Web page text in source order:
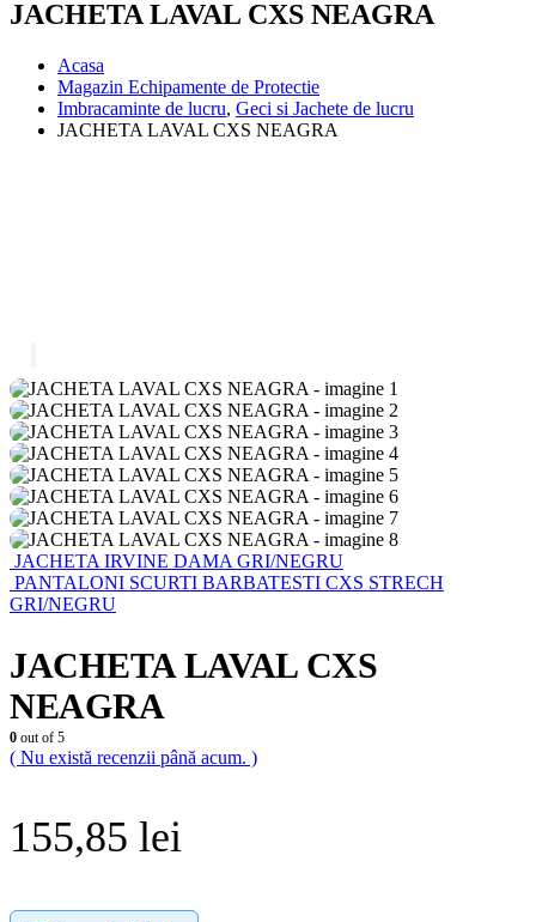
JACHETA LAVAL CXS NEAGRA
Acasa
Magazin Echipamente de Protectie
Imbracaminte de lucru, Geci si Jachete de lucru
JACHETA LAVAL CXS NEAGRA
JACHETA IRVINE DAMA GRI/NEGRU
PANTALONI SCURTI BARBATESTI CXS STRECH
GRI/NEGRU
JACHETA LAVAL CXS
NEAGRA
0 out of 5
( Nu există recenzii până acum. )
155,85 lei